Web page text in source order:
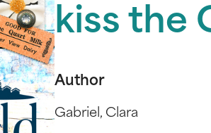
kiss the
Author
Gabriel, Clara